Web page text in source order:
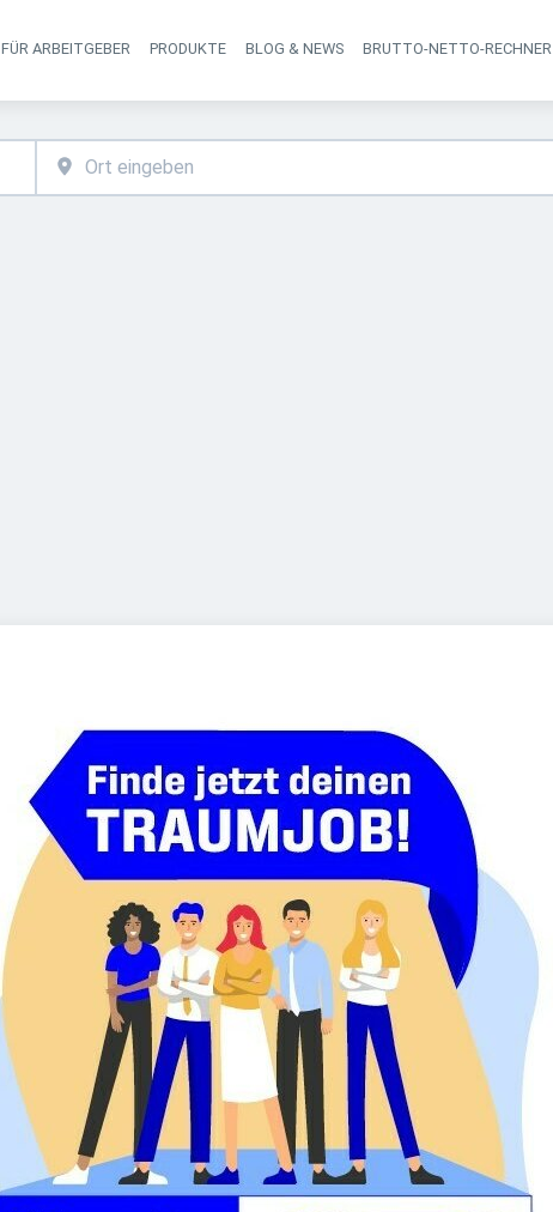
Haupt-Navigation
FÜR ARBEITGEBER PRODUKTE BLOG & NEWS BRUTTO-NETTO-RECHNER